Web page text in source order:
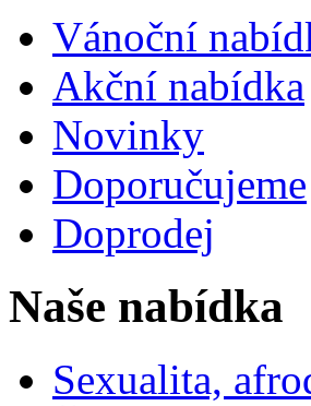
Vánoční
Akční nabídka
Novinky
Doporučujeme
Doprodej
Naše nabídka
Sexualita,